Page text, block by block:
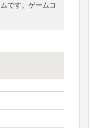
です。ゲームコ